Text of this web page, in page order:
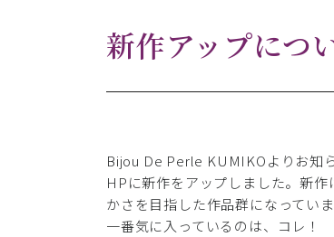
新作アップにつ
Bijou De Perle KUMIKOよりお知ら
HPに新作をアップしました。新
かさを目指した作品群になっていま
一番気に入っているのは、コレ！